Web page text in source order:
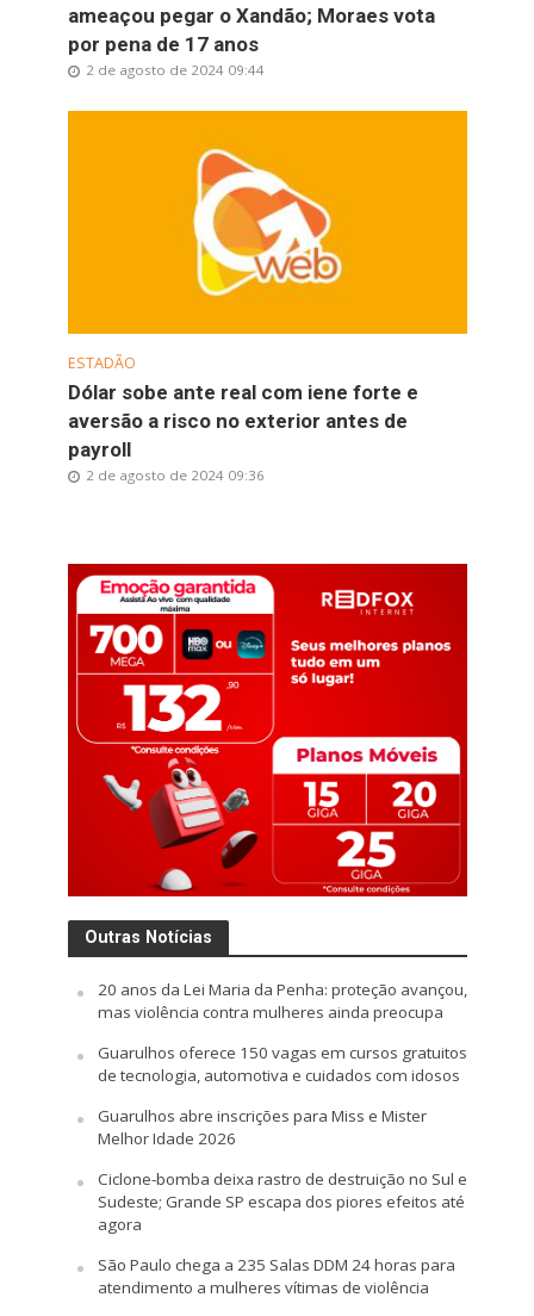
ameaçou pegar o Xandão; Moraes vota
por pena de 17 anos
2 de agosto de 2024 09:44
ESTADÃO
Dólar sobe ante real com iene forte e
aversão a risco no exterior antes de
payroll
2 de agosto de 2024 09:36
Outras Notícias
20 anos da Lei Maria da Penha: proteção avançou,
mas violência contra mulheres ainda preocupa
Guarulhos oferece 150 vagas em cursos gratuitos
de tecnologia, automotiva e cuidados com idosos
Guarulhos abre inscrições para Miss e Mister
Melhor Idade 2026
Ciclone-bomba deixa rastro de destruição no Sul e
Sudeste; Grande SP escapa dos piores efeitos até
agora
São Paulo chega a 235 Salas DDM 24 horas para
atendimento a mulheres vítimas de violência